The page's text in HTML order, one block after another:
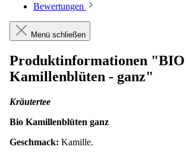
Bewertungen
Menü schließen
Produktinformationen "BIO
Kamillenblüten - ganz"
Kräutertee
Bio Kamillenblüten ganz
Geschmack: Kamille.